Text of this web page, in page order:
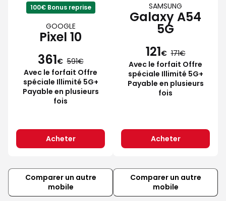
100€ Bonus reprise
GOOGLE
Pixel 10
361€ 591
Avec le forfait Offre
spéciale Illimité 5G+
Payable en plusieurs
fois
Acheter
SAMSUNG
Galaxy A54
5G
121€ 171
Avec le forfait Offre
spéciale Illimité 5G+
Payable en plusieurs
fois
Acheter
Comparer un autre
mobile
Comparer un autre
mobile